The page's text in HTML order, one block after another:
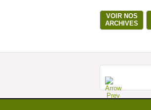
VOIR NOS
ARCHIVES